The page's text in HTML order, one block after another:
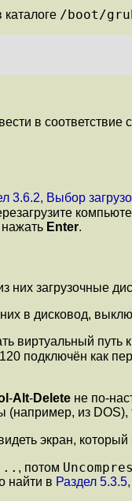
каталоге /boot/
в
3.6.2, Выбор
Enter.
них загрузочные
в дисковод,
виртуальный путь
подключён как
-Alt-Delete не по-
из
экран,
, потом
найти в Раздел